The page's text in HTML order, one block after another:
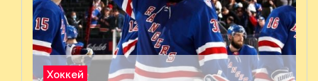
Хоккей